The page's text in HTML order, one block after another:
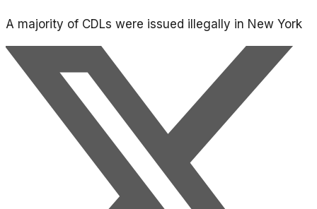
A majority of CDLs were issued illegally in New York